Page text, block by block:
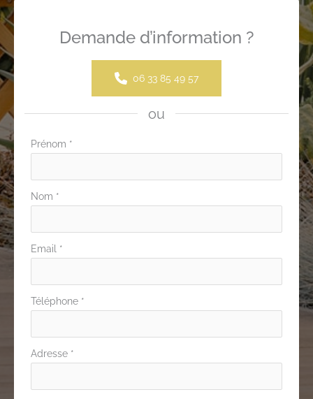
Demande d’information ?
06 33 85 49 57
ou
Formulaire
avec
téléphone
Prénom *
Nom *
Email *
Téléphone *
Adresse *